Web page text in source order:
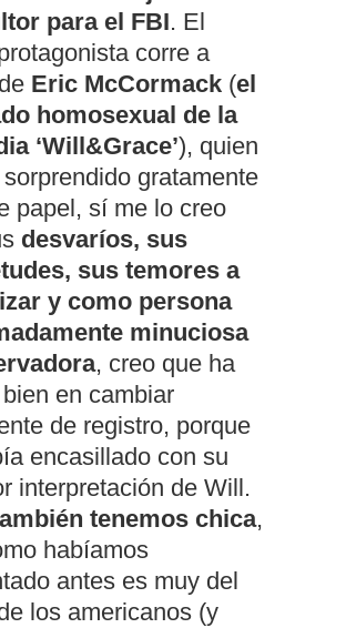
para el FBI. El
corre a
Eric McCormack (el
homosexual de la
‘Will&Grace’), quien
gratamente
papel, sí me lo creo
desvaríos, sus
sus temores a
y como persona
minuciosa
, creo que ha
en cambiar
de registro, porque
encasillado con su
interpretación de Will.
tenemos chica,
habíamos
antes es muy del
los americanos (y